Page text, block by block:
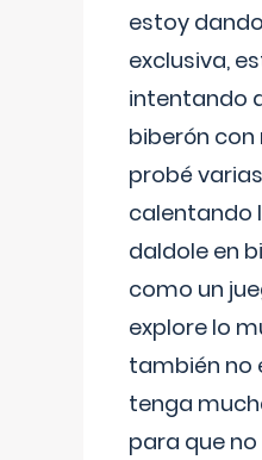
estoy
exclusiva,
intentando
biberón con
probé
calentando
daldole en
como un
explore lo
también no
tenga
para que